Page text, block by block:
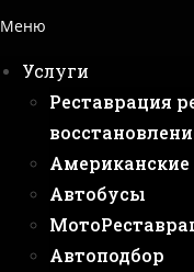
Меню
Услуги
Реставрация
Американские
Автобусы
Автоподбор